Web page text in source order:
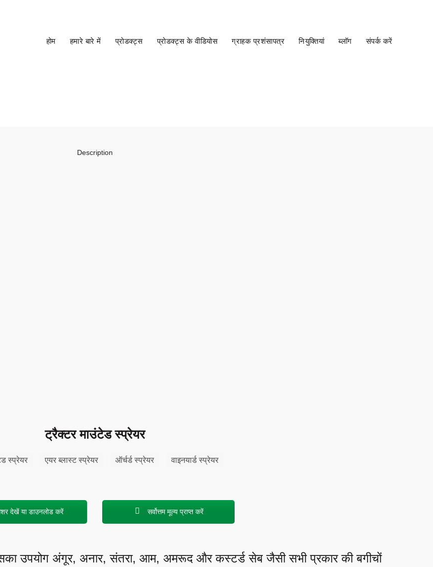
होम हमारे बारे में प्रोडक्ट्स प्रोडक्ट्स के वीडियोस ग्राहक प्रशंसापत्र नियुक्तियां ब्लॉग संपर्क करें
Description
ट्रैक्टर माउंटेड स्प्रेयर
स्प्रेयर एयर ब्लास्ट स्प्रेयर ऑर्चर्ड स्प्रेयर वाइनयार्ड स्प्रेयर
देखें या डाउनलोड करें सर्वोत्तम मूल्य प्राप्त करें
उपयोग अंगूर, अनार, संतरा, आम, अमरूद और कस्टर्ड सेब जैसी सभी प्रकार की बगीचों